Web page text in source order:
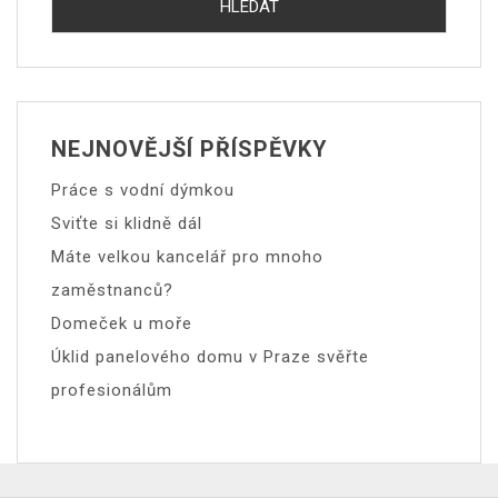
NEJNOVĚJŠÍ PŘÍSPĚVKY
Práce s vodní dýmkou
Sviťte si klidně dál
Máte velkou kancelář pro mnoho
zaměstnanců?
Domeček u moře
Úklid panelového domu v Praze svěřte
profesionálům